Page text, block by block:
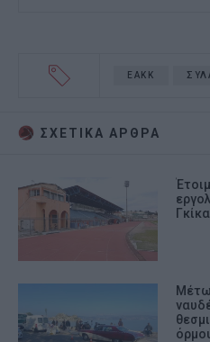
ΕΑΚΚ
ΣΧΕΤΙΚA AΡΘΡΑ